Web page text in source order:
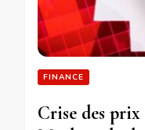
FINANCE
Crise des